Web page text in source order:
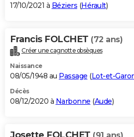
BONS PLANS
Carte de Noël
Carte Bonne année
Carte Saint-Valentin
Carte Pâques
Carte d'anniversaire
DICTIONNAIRE
Dictionnaire
Biographies
Citations
Expressions
Proverbes
PROGRAMME TV
S'inscrire
Se connecter
Lycées
Collèges
Primaires
Universités
Entreprises
Service militaire
Avis de recherche
AVIS DE DÉCÈS
17/10/2021 à Béziers (Hérault)
Francis FOLCHET (72 ans)
Créer une cagnotte obsèques
Naissance
08/05/1948 au Passage (Lot-et-
Décès
08/12/2020 à Narbonne (Aude)